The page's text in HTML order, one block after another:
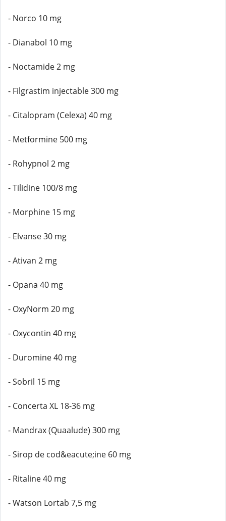
- Norco 10 mg
- Dianabol 10 mg
- Noctamide 2 mg
- Filgrastim injectable 300 mg
- Citalopram (Celexa) 40 mg
- Metformine 500 mg
- Rohypnol 2 mg
- Tilidine 100/8 mg
- Morphine 15 mg
- Elvanse 30 mg
- Ativan 2 mg
- Opana 40 mg
- OxyNorm 20 mg
- Oxycontin 40 mg
- Duromine 40 mg
- Sobril 15 mg
- Concerta XL 18-36 mg
- Mandrax (Quaalude) 300 mg
- Sirop de cod&eacute;ine 60 mg
- Ritaline 40 mg
- Watson Lortab 7,5 mg